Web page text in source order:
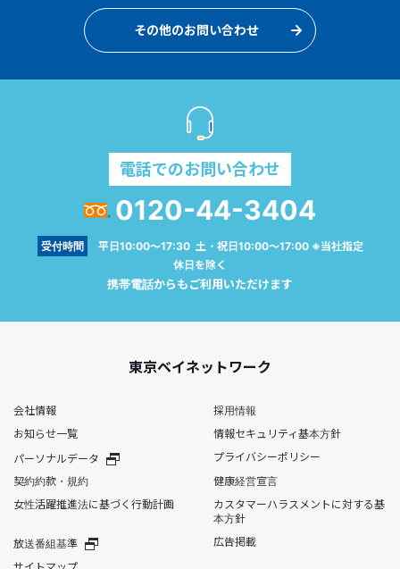
その他のお問い合わせ
電話でのお問い合わせ
0120-44-3404
受付時間
平日10:00～17:30 土・祝日10:00～17:00 ※当社指定
休日を除く
携帯電話からもご利用いただけます
東京ベイネットワーク
会社情報
採用情報
お知らせ一覧
情報セキュリティ基本方針
パーソナルデータ
プライバシーポリシー
契約約款・規約
健康経営宣言
女性活躍推進法に基づく行動計画
カスタマーハラスメントに対する基
本方針
放送番組基準
広告掲載